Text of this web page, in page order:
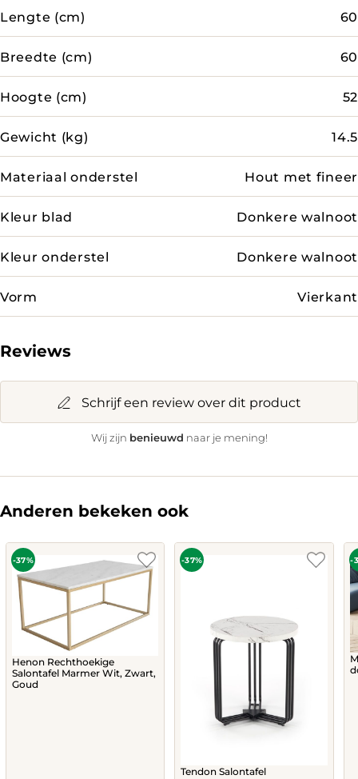
Lengte (cm) 60
Breedte (cm) 60
Hoogte (cm) 52
Gewicht (kg) 14.5
Materiaal onderstel Hout met fineer
Kleur blad Donkere walnoot
Kleur onderstel Donkere walnoot
Vorm Vierkant
Reviews
Schrijf een review over dit product
Wij zijn benieuwd naar je mening!
Anderen bekeken ook
-37%
Henon Rechthoekige
Salontafel Marmer Wit, Zwart,
Goud
-37%
Tendon Salontafel
-